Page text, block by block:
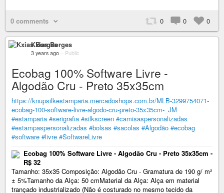
0 comments 0 0 0
Kxias Borges
3 years ago – Public
Ecobag 100% Software Livre -
Algodão Cru - Preto 35x35cm
https://knupsilkestamparia.mercadoshops.com.br/MLB-3299754071-
ecobag-100-software-livre-algodo-cru-preto-35x35cm-_JM
#estamparia #serigrafia #silkscreen #camisaspersonalizadas
#estampaspersonalizadas #bolsas #sacolas #Algodão #ecobag
#software #livre #SoftwareLivre
Ecobag 100% Software Livre - Algodão Cru - Preto 35x35cm -
R$ 32
Tamanho: 35x35 Composição: Algodão Cru - Gramatura de 190 g/ m²
± 5%Tamanho da Alça: 50 cmMaterial da Alça: Alça em material
trançado industrializado (Não é costurado no mesmo tecido da